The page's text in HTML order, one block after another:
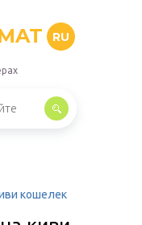
RU
кошелек